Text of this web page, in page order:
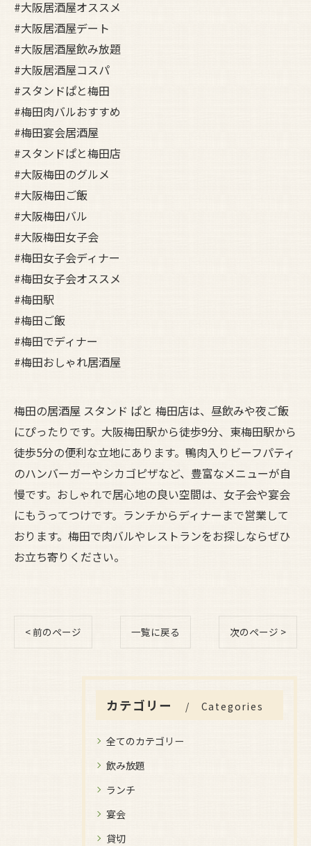
#大阪居酒屋オススメ
#大阪居酒屋デート
#大阪居酒屋飲み放題
#大阪居酒屋コスパ
#スタンドぱと梅田
#梅田肉バルおすすめ
#梅田宴会居酒屋
#スタンドぱと梅田店
#大阪梅田のグルメ
#大阪梅田ご飯
#大阪梅田バル
#大阪梅田女子会
#梅田女子会ディナー
#梅田女子会オススメ
#梅田駅
#梅田ご飯
#梅田でディナー
#梅田おしゃれ居酒屋
梅田の居酒屋 スタンド ぱと 梅田店は、昼飲みや夜ご飯
にぴったりです。大阪梅田駅から徒歩9分、東梅田駅から
徒歩5分の便利な立地にあります。鴨肉入りビーフパティ
のハンバーガーやシカゴピザなど、豊富なメニューが自
慢です。おしゃれで居心地の良い空間は、女子会や宴会
にもうってつけです。ランチからディナーまで営業して
おります。梅田で肉バルやレストランをお探しならぜひ
お立ち寄りください。
< 前のページ 一覧に戻る 次のページ >
カテゴリー Categories
全てのカテゴリー
飲み放題
ランチ
宴会
貸切